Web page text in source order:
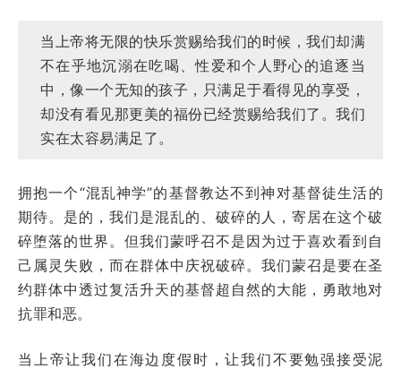
当上帝将无限的快乐赏赐给我们的时候，我们却满
不在乎地沉溺在吃喝、性爱和个人野心的追逐当
中，像一个无知的孩子，只满足于看得见的享受，
却没有看见那更美的福份已经赏赐给我们了。我们
实在太容易满足了。
拥抱一个“混乱神学”的基督教达不到神对基督徒生活的
期待。是的，我们是混乱的、破碎的人，寄居在这个破
碎堕落的世界。但我们蒙呼召不是因为过于喜欢看到自
己属灵失败，而在群体中庆祝破碎。我们蒙召是要在圣
约群体中透过复活升天的基督超自然的大能，勇敢地对
抗罪和恶。
当上帝让我们在海边度假时，让我们不要勉强接受泥